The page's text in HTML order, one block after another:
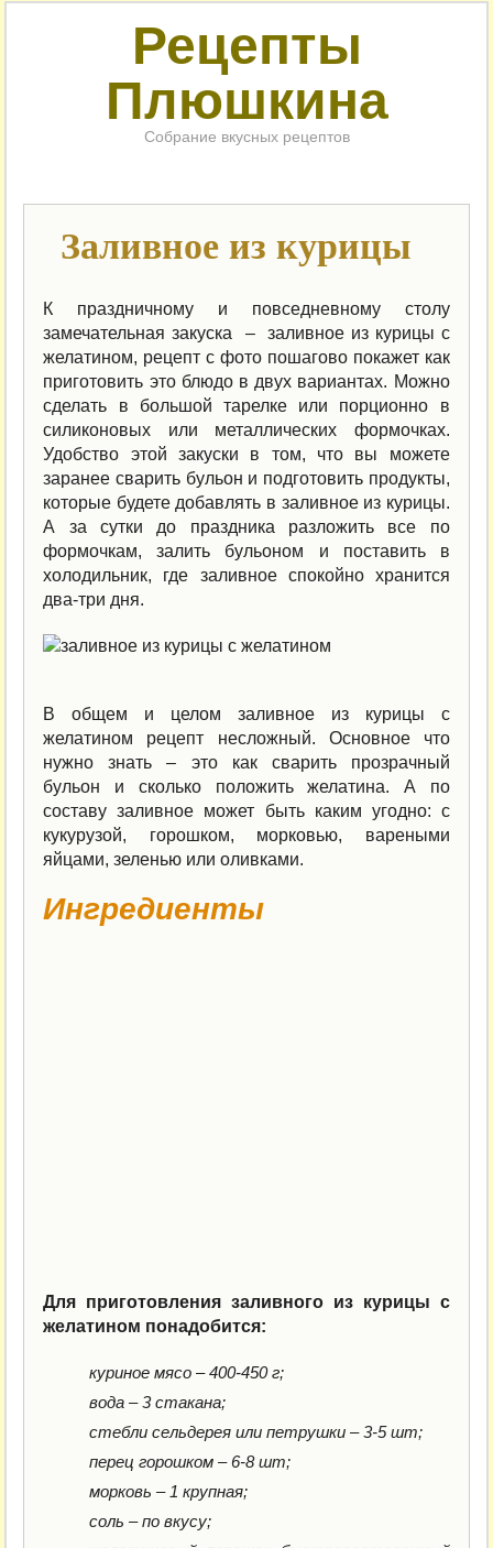
Рецепты
Плюшкина
Собрание вкусных рецептов
Заливное из курицы
К праздничному и повседневному столу
замечательная закуска – заливное из курицы с
желатином, рецепт с фото пошагово покажет как
приготовить это блюдо в двух вариантах. Можно
сделать в большой тарелке или порционно в
силиконовых или металлических формочках.
Удобство этой закуски в том, что вы можете
заранее сварить бульон и подготовить продукты,
которые будете добавлять в заливное из курицы.
А за сутки до праздника разложить все по
формочкам, залить бульоном и поставить в
холодильник, где заливное спокойно хранится
два-три дня.
В общем и целом заливное из курицы с
желатином рецепт несложный. Основное что
нужно знать – это как сварить прозрачный
бульон и сколько положить желатина. А по
составу заливное может быть каким угодно: с
кукурузой, горошком, морковью, вареными
яйцами, зеленью или оливками.
Ингредиенты
Для приготовления заливного из курицы с
желатином понадобится:
куриное мясо – 400-450 г;
вода – 3 стакана;
стебли сельдерея или петрушки – 3-5 шт;
перец горошком – 6-8 шт;
морковь – 1 крупная;
соль – по вкусу;